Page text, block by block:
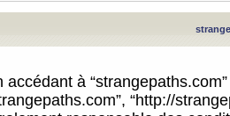
accédant à
“http://